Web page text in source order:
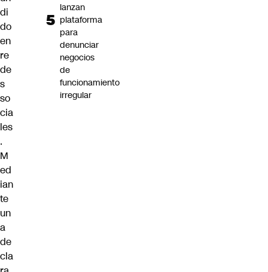
di
do
en
re
de
s
so
cia
les
.
M
ed
ian
te
un
a
de
cla
lanzan
plataforma
para
denunciar
negocios
de
funcionamiento
irregular